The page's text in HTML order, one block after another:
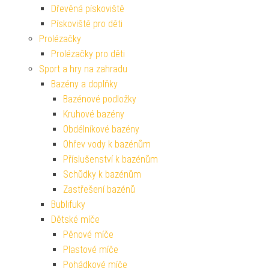
Dřevěná pískoviště
Pískoviště pro děti
Prolézačky
Prolézačky pro děti
Sport a hry na zahradu
Bazény a doplňky
Bazénové podložky
Kruhové bazény
Obdélníkové bazény
Ohřev vody k bazénům
Příslušenství k bazénům
Schůdky k bazénům
Zastřešení bazénů
Bublifuky
Dětské míče
Pěnové míče
Plastové míče
Pohádkové míče